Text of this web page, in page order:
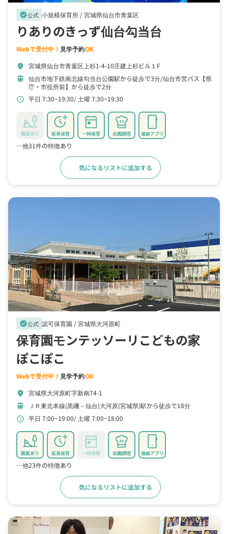
verified公式 小規模保育所 /宮城県仙台市青葉区
りありのきっず仙台勾当台
Webで受付中！ 見学予約OK
location_on 宮城県仙台市青葉区上杉1-4-10庄建上杉ビル１F
train 仙台市地下鉄南北線勾当台公園駅から徒歩で3分 仙台市営バス【県
庁・市役所前】から徒歩で2分
schedule 平日 7:30~19:30 土曜 7:30~19:30
園庭あり 延長保育 一時保育 自園調理 連絡アプリ
…他31件の特徴あり
気になるリストに追加する
verified公式 認可保育園 /宮城県大河原町
保育園モンテッソーリこどもの家
ぽこぽこ
Webで受付中！ 見学予約OK
location_on 宮城県大河原町字新南74-1
train ＪＲ東北本線(黒磯－仙台)大河原(宮城県)駅から徒歩で18分
schedule 平日 7:00~19:00 土曜 7:00~18:00
園庭あり 延長保育 一時保育 自園調理 連絡アプリ
…他23件の特徴あり
気になるリストに追加する